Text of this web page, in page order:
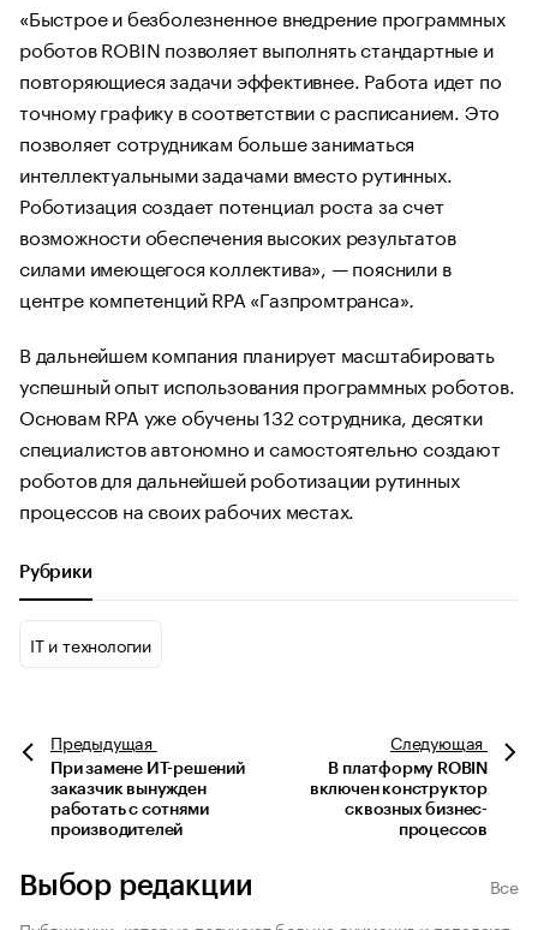
«Быстрое и безболезненное внедрение программных
роботов ROBIN позволяет выполнять стандартные и
повторяющиеся задачи эффективнее. Работа идет по
точному графику в соответствии с расписанием. Это
позволяет сотрудникам больше заниматься
интеллектуальными задачами вместо рутинных.
Роботизация создает потенциал роста за счет
возможности обеспечения высоких результатов
силами имеющегося коллектива», — пояснили в
центре компетенций RPA «Газпромтранса».
В дальнейшем компания планирует масштабировать
успешный опыт использования программных роботов.
Основам RPA уже обучены 132 сотрудника, десятки
специалистов автономно и самостоятельно создают
роботов для дальнейшей роботизации рутинных
процессов на своих рабочих местах.
Рубрики
IT и технологии
Предыдущая
При замене ИТ-решений
заказчик вынужден
работать с сотнями
производителей
Следующая
В платформу ROBIN
включен конструктор
сквозных бизнес-
процессов
Выбор редакции
Все